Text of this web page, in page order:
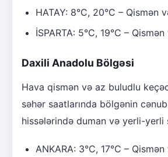
HATAY: 8°C, 20°C – Qismən
İSPARTA: 5°C, 19°C –
Daxili Anadolu Bölgəsi
Hava qismən və az buludlu
səhər saatlarında bölgənin
hissələrində duman və yerli-yerli
ANKARA: 3°C, 17°C –